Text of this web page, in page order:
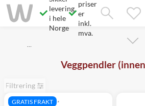
levering
i hele
Norge
priser
er
inkl.
mva.
…
Veggpendler
Filtrering
GRATIS FRAKT
Savner du chatten?
Rett samtykke!